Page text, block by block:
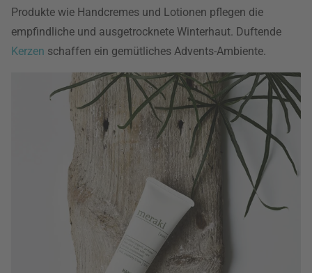
Produkte wie Handcremes und Lotionen pflegen die
empfindliche und ausgetrocknete Winterhaut. Duftende
Kerzen schaffen ein gemütliches Advents-Ambiente.